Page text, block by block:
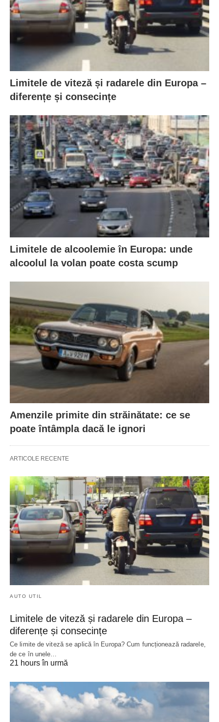
Limitele de viteză și radarele din Europa –
diferențe și consecințe
Limitele de alcoolemie în Europa: unde
alcoolul la volan poate costa scump
Amenzile primite din străinătate: ce se
poate întâmpla dacă le ignori
ARTICOLE RECENTE
AUTO UTIL
Limitele de viteză și radarele din Europa –
diferențe și consecințe
Ce limite de viteză se aplică în Europa? Cum funcționează radarele,
de ce în unele…
21 hours în urmă